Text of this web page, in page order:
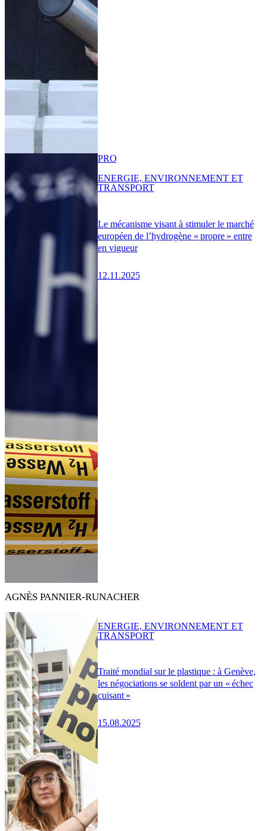
Le mécanisme visant à stimuler le marché
européen de l’hydrogène « propre » entre
en vigueur
12.11.2025
PRO
ENERGIE, ENVIRONNEMENT ET
TRANSPORT
AGNÈS PANNIER-RUNACHER
Traité mondial sur le plastique : à Genève,
les négociations se soldent par un « échec
cuisant »
15.08.2025
ENERGIE, ENVIRONNEMENT ET
TRANSPORT